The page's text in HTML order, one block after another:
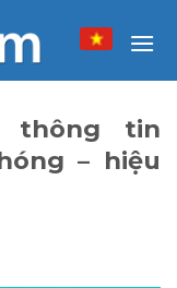
thông tin
– hiệu